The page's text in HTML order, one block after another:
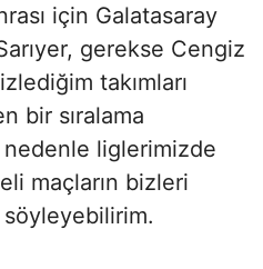
için Galatasaray
gerekse Cengiz
takımları
bir sıralama
nedenle liglerimizde
maçların bizleri